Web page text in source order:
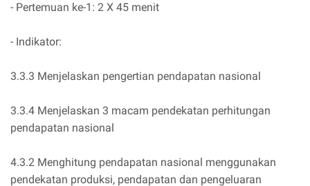
- Pertemuan ke-1: 2 X 45 menit
- Indikator:
3.3.3 Menjelaskan pengertian pendapatan nasional
3.3.4 Menjelaskan 3 macam pendekatan perhitungan
pendapatan nasional
4.3.2 Menghitung pendapatan nasional menggunakan
pendekatan produksi, pendapatan dan pengeluaran